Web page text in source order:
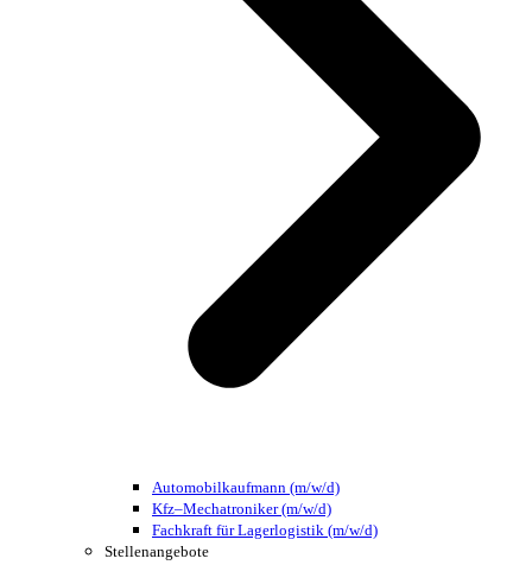
Automobilkaufmann (m/w/d)
Kfz–Mechatroniker (m/w/d)
Fachkraft für Lagerlogistik (m/w/d)
Stellenangebote